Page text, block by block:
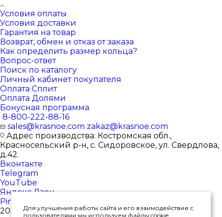
Условия оплаты
Условия доставки
Гарантия на товар
Возврат, обмен и отказ от заказа
Как определить размер кольца?
Вопрос-ответ
Поиск по каталогу
Личный кабинет покупателя
Оплата Сплит
Оплата Долями
Бонусная программа
8-800-222-88-16
sales@krasnoe.com zakaz@krasnoe.com
Адрес производства: Костромская обл.,
Красносельский р-н, с. Сидоровское, ул. Свердлова,
д.42.
Вконтакте
Telegram
YouTube
Яндекс.Дзен
Pinterest
2026 © Интернет-магазин ювелирных изделий от
Для улучшения работы сайта и его взаимодействия с
пользователями мы используем файлы cookie.